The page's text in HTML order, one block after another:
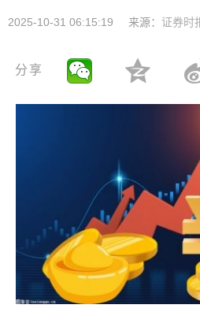
2025-10-31 06:15:19 来源： 证券时
分享